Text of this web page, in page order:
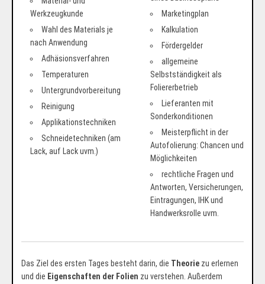
Werkzeugkunde
Wahl des Materials je
nach Anwendung
Adhäsionsverfahren
Temperaturen
Untergrundvorbereitung
Reinigung
Applikationstechniken
Schneidetechniken (am
Lack, auf Lack uvm.)
Marketingplan
Kalkulation
Fördergelder
allgemeine
Selbstständigkeit als
Foliererbetrieb
Lieferanten mit
Sonderkonditionen
Meisterpflicht in der
Autofolierung: Chancen und
Möglichkeiten
rechtliche Fragen und
Antworten, Versicherungen,
Eintragungen, IHK und
Handwerksrolle uvm.
Das Ziel des ersten Tages besteht darin, die Theorie zu erlernen
und die Eigenschaften der Folien zu verstehen. Außerdem